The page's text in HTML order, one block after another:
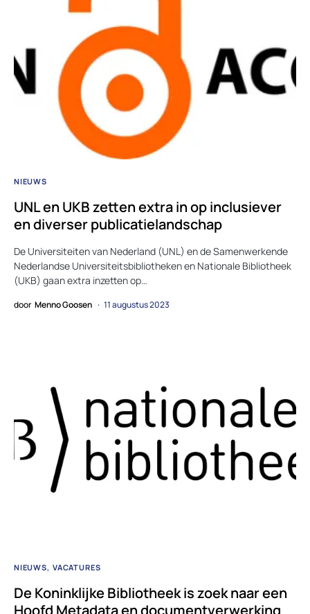
NIEUWS
UNL en UKB zetten extra in op inclusiever
en diverser publicatielandschap
De Universiteiten van Nederland (UNL) en de Samenwerkende
Nederlandse Universiteitsbibliotheken en Nationale Bibliotheek
(UKB) gaan extra inzetten op…
door Menno Goosen 11 augustus 2023
NIEUWS VACATURES
De Koninklijke Bibliotheek is zoek naar een
Hoofd Metadata en documentverwerking